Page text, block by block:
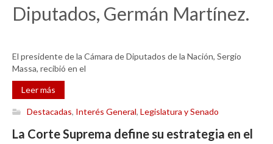
Diputados, Germán Martínez.
El presidente de la Cámara de Diputados de la Nación, Sergio
Massa, recibió en el
Leer más
Destacadas, Interés General, Legislatura y Senado
La Corte Suprema define su estrategia en el